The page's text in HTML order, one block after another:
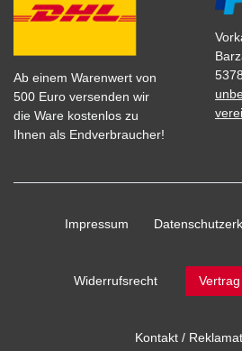
Ab einem Warenwert von
500 Euro versenden wir
die Ware kostenlos zu
Ihnen als Endverbraucher!
Impressum
Widerrufs­recht
Kontakt /